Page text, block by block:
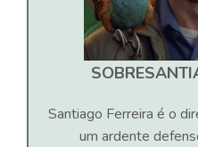
SOBRE
Santiago Ferreira é o
um ardente